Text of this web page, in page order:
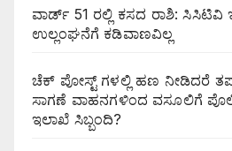
ವಾರ್ಡ್ 51 ರಲ್ಲಿ ಕಸದ ರಾಶಿ:
ಉಲ್ಲಂಘನೆಗೆ ಕಡಿವಾಣವಿಲ್ಲ
ಚೆಕ್ ಪೋಸ್ಟ್ ಗಳಲ್ಲಿ ಹಣ ನೀಡಿದರೆ
ಸಾಗಣೆ ವಾಹನಗಳಿಂದ ವಸೂಲಿಗೆ
ಇಲಾಖೆ ಸಿಬ್ಬಂದಿ?